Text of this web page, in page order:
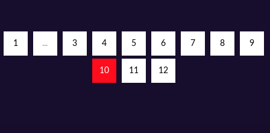
1 ... 3 4 5 6 7 8 9
10 11 12